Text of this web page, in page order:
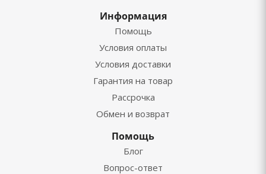
Информация
Помощь
Условия оплаты
Условия доставки
Гарантия на товар
Рассрочка
Обмен и возврат
Помощь
Блог
Вопрос-ответ